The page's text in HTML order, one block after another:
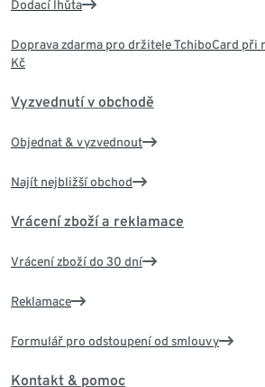
Dodací lhůta
Doprava zdarma pro držitele TchiboCard při
Kč
Vyzvednutí v obchodě
Objednat & vyzvednout
Najít nejbližší obchod
Vrácení zboží a reklamace
Vrácení zboží do 30 dní
Reklamace
Formulář pro odstoupení od smlouvy
Kontakt & pomoc